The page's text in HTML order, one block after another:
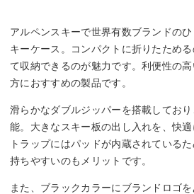
アルペンスキーで世界有数ブランドの
キーケース。コンパクトに折りたため
て収納できるのが魅力です。利便性の
方におすすめの製品です。
滑らかなダブルジッパーを搭載してお
能。大きなスキー板の出し入れを、快
トラップにはパッドが内蔵されている
持ちやすいのもメリットです。
また、ブラックカラーにブランドロゴを